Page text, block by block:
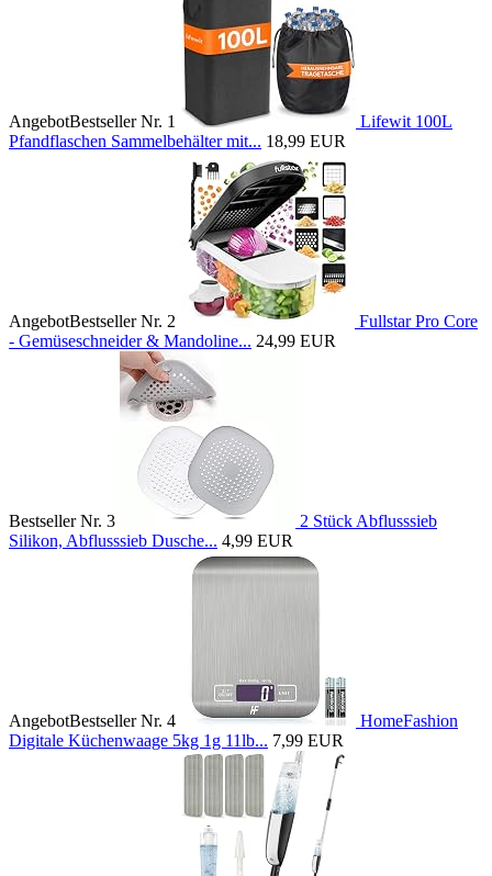
AngebotBestseller Nr. 1
Lifewit 100L
Pfandflaschen Sammelbehälter mit... 18,99 EUR
AngebotBestseller Nr. 2
Fullstar Pro Core
- Gemüseschneider & Mandoline... 24,99 EUR
Bestseller Nr. 3
2 Stück Abflusssieb
Silikon, Abflusssieb Dusche... 4,99 EUR
AngebotBestseller Nr. 4
HomeFashion
Digitale Küchenwaage 5kg 1g 11lb... 7,99 EUR